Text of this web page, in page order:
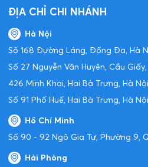
ĐỊA CHỈ CHI NHÁNH
Hà Nội
Số 168 Đường Láng, Đống Đa, Hà
Số 27 Nguyễn Văn Huyên, Cầu
426 Minh Khai, Hai Bà Trưng, Hà Nội
Số 91 Phố Huế, Hai Bà Trưng, Hà Nội
Hồ Chí Minh
Số 90 - 92 Ngô Gia Tự, Phường 9,
Hải Phòng